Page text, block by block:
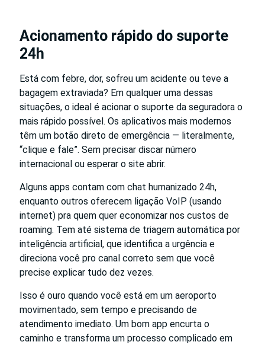
Acionamento rápido do suporte
24h
Está com febre, dor, sofreu um acidente ou teve a
bagagem extraviada? Em qualquer uma dessas
situações, o ideal é acionar o suporte da seguradora o
mais rápido possível. Os aplicativos mais modernos
têm um botão direto de emergência — literalmente,
“clique e fale”. Sem precisar discar número
internacional ou esperar o site abrir.
Alguns apps contam com chat humanizado 24h,
enquanto outros oferecem ligação VoIP (usando
internet) pra quem quer economizar nos custos de
roaming. Tem até sistema de triagem automática por
inteligência artificial, que identifica a urgência e
direciona você pro canal correto sem que você
precise explicar tudo dez vezes.
Isso é ouro quando você está em um aeroporto
movimentado, sem tempo e precisando de
atendimento imediato. Um bom app encurta o
caminho e transforma um processo complicado em